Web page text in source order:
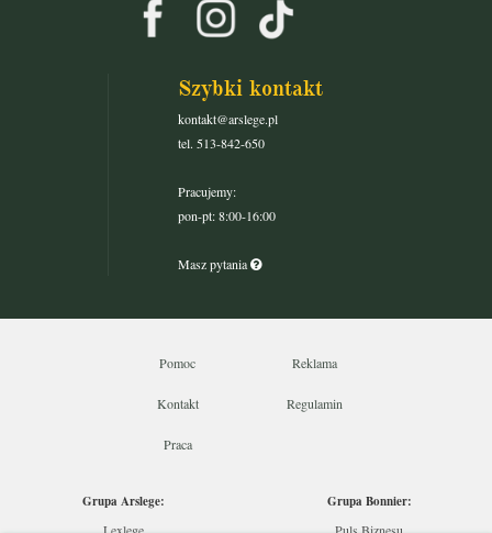
Szybki kontakt
kontakt@arslege.pl
tel. 513-842-650
Pracujemy:
pon-pt: 8:00-16:00
Masz pytania
Pomoc Reklama
Kontakt Regulamin
Praca
Grupa Arslege:
Lexlege
Grupa Bonnier:
Puls Biznesu